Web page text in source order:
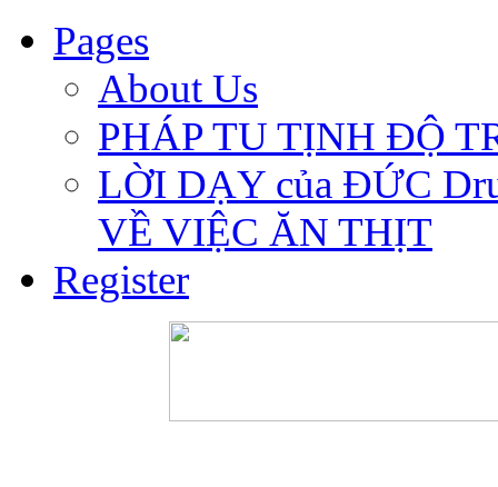
Pages
About Us
PHÁP TU TỊNH ĐỘ
LỜI DẠY của ĐỨC
VỀ VIỆC ĂN THỊT
Register